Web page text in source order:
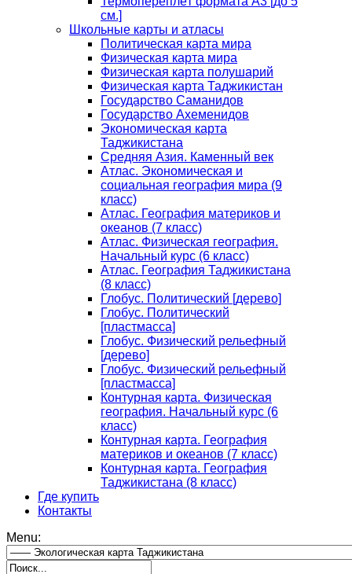
см.]
Школьные карты и атласы
Политическая карта мира
Физическая карта мира
Физическая карта полушарий
Физическая карта Таджикистан
Государство Саманидов
Государство Ахеменидов
Экономическая карта
Таджикистана
Средняя Азия. Каменный век
Атлас. Экономическая и
социальная география мира (9
класс)
Атлас. География материков и
океанов (7 класс)
Атлас. Физическая география.
Начальный курс (6 класс)
Атлас. География Таджикистана
(8 класс)
Глобус. Политический [дерево]
Глобус. Политический
[пластмасса]
Глобус. Физический рельефный
[дерево]
Глобус. Физический рельефный
[пластмасса]
Контурная карта. Физическая
география. Начальный курс (6
класс)
Контурная карта. География
материков и океанов (7 класс)
Контурная карта. География
Таджикистана (8 класс)
Где купить
Контакты
Menu: